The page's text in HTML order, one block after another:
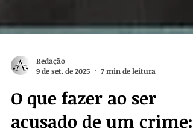
Redação
9 de set. de 2025